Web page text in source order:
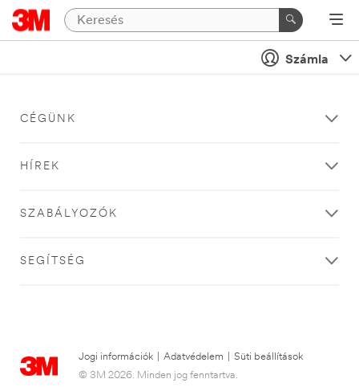
Számla
CÉGÜNK
HÍREK
SZABÁLYOZÓK
SEGÍTSÉG
Jogi információk Adatvédelem
Süti beállítások
© 3M 2026. Minden jog fenntartva.